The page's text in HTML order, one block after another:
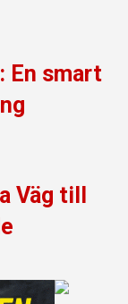
En smart
Väg till